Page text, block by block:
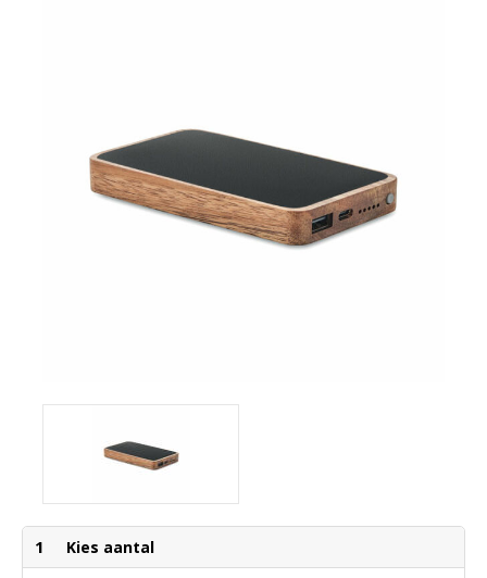
1 Kies aantal